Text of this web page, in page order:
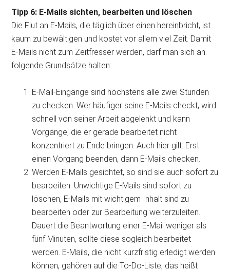
Tipp 6: E-Mails sichten, bearbeiten und löschen
Die Flut an E-Mails, die täglich über einen hereinbricht, ist
kaum zu bewältigen und kostet vor allem viel Zeit. Damit
E-Mails nicht zum Zeitfresser werden, darf man sich an
folgende Grundsätze halten:
E-Mail-Eingänge sind höchstens alle zwei Stunden
zu checken. Wer häufiger seine E-Mails checkt, wird
schnell von seiner Arbeit abgelenkt und kann
Vorgänge, die er gerade bearbeitet nicht
konzentriert zu Ende bringen. Auch hier gilt: Erst
einen Vorgang beenden, dann E-Mails checken.
Werden E-Mails gesichtet, so sind sie auch sofort zu
bearbeiten. Unwichtige E-Mails sind sofort zu
löschen, E-Mails mit wichtigem Inhalt sind zu
bearbeiten oder zur Bearbeitung weiterzuleiten.
Dauert die Beantwortung einer E-Mail weniger als
fünf Minuten, sollte diese sogleich bearbeitet
werden. E-Mails, die nicht kurzfristig erledigt werden
können, gehören auf die To-Do-Liste, das heißt